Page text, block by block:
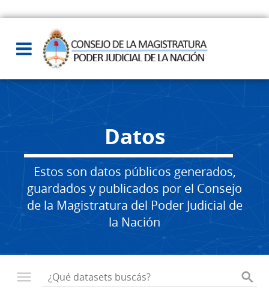
Datos
Estos son datos públicos generados,
guardados y publicados por el Consejo
de la Magistratura del Poder Judicial de
la Nación